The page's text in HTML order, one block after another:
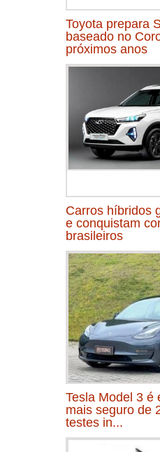
Toyota prepara
baseado no
próximos anos
Carros híbridos
e conquistam
brasileiros
Tesla Model 3 é
mais seguro de
testes in...